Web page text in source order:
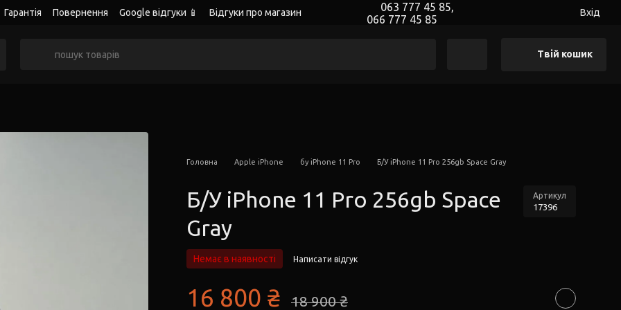
Гарантія Повернення Google відгуки 📱
Відгуки про магазин
063 777 45 85,
066 777 45 85
Вхід
Твій кошик
Головна Apple iPhone бу iPhone 11 Pro Б/У iPhone 11 Pro 256gb Space Gray
Б/У iPhone 11 Pro 256gb Space
Gray
Артикул
17396
Немає в наявності Написати відгук
16 800 ₴ 18 900 ₴